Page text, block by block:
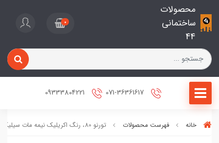
محصولات
ساختمانی
44
0
خانه فهرست محصولات تورنو 80، رنگ اکريليک نیمه مات سیلیکونی تورنادو